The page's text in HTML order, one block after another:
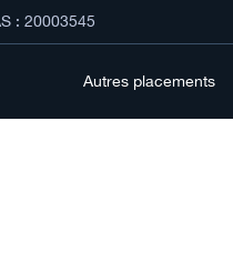
: 20003545
Autres placements